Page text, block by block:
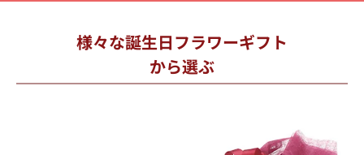
様々な誕生日フラワーギフト
から選ぶ